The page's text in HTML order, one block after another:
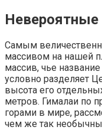
Самым
массивом на нашей
массив, чье
условно разделяет
высота его
метров. Гималаи по
горами в мире,
чем же так необычны